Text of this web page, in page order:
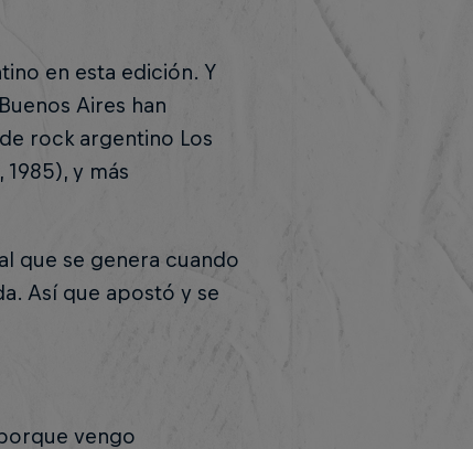
en esta edición. Y
Aires han
rock argentino Los
y más
que se genera cuando
Así que apostó y se
vengo